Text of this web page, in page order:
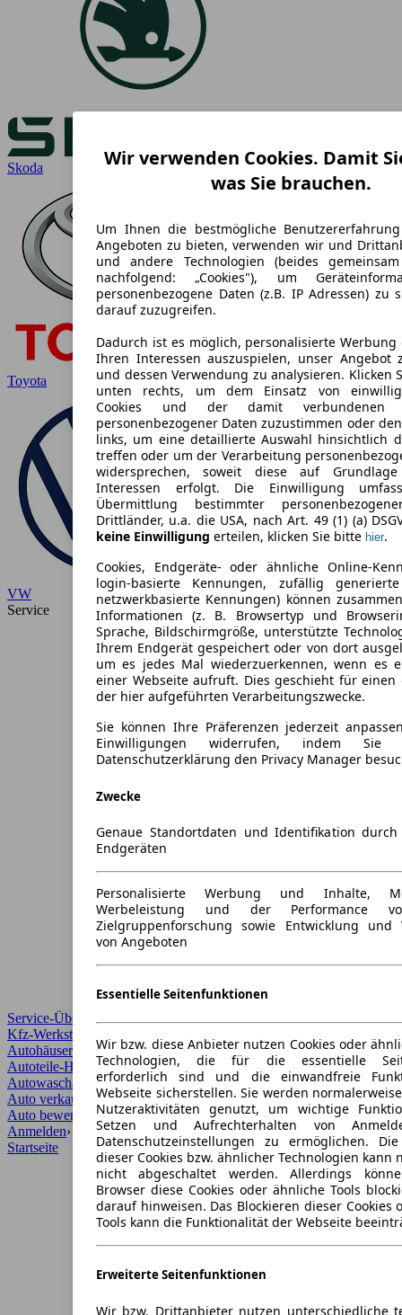
Skoda
Toyota
VW
Service
Service-Übersicht
Kfz-Werkstätten
Autohäuser und Händler
Autoteile-Händler
Autowaschanlagen
Auto verkaufen ›
Auto bewerten
Anmelden›
Wir verwenden Cookies. Damit
was Sie brauchen.
Um Ihnen die bestmögliche
Angeboten zu bieten, verwenden wir und
und andere Technologien (beides
nachfolgend: „Cookies"), um
personenbezogene Daten (z.B. IP Adressen) zu
darauf zuzugreifen.
Dadurch ist es möglich, personalisierte Werbung
Ihren Interessen auszuspielen, unser Angebot
und dessen Verwendung zu analysieren. Klicken
unten rechts, um dem Einsatz von
Cookies und der damit verbundenen
personenbezogener Daten zuzustimmen oder
links, um eine detaillierte Auswahl hinsichtlich
treffen oder um der Verarbeitung
widersprechen, soweit diese auf
Interessen erfolgt. Die Einwilligung
Übermittlung bestimmter
Drittländer, u.a. die USA, nach Art. 49 (1) (a)
keine Einwilligung erteilen, klicken Sie bitte hier.
Cookies, Endgeräte- oder ähnliche Online-
login-basierte Kennungen, zufällig
netzwerkbasierte Kennungen) können
Informationen (z. B. Browsertyp und
Sprache, Bildschirmgröße, unterstützte
Ihrem Endgerät gespeichert oder von dort
um es jedes Mal wiederzuerkennen, wenn es
einer Webseite aufruft. Dies geschieht für einen
der hier aufgeführten Verarbeitungszwecke.
Sie können Ihre Präferenzen jederzeit
Einwilligungen widerrufen, indem
Datenschutzerklärung den Privacy Manager
Zwecke
Genaue Standortdaten und Identifikation durch
Endgeräten
Personalisierte Werbung und Inhalte,
Werbeleistung und der Performance
Zielgruppenforschung sowie Entwicklung und
von Angeboten
Essentielle Seitenfunktionen
Wir bzw. diese Anbieter nutzen Cookies oder
Technologien, die für die essentielle
erforderlich sind und die einwandfreie
Webseite sicherstellen. Sie werden
Nutzeraktivitäten genutzt, um wichtige
Setzen und Aufrechterhalten von
Datenschutzeinstellungen zu ermöglichen.
dieser Cookies bzw. ähnlicher Technologien kann
nicht abgeschaltet werden. Allerdings
Browser diese Cookies oder ähnliche Tools
darauf hinweisen. Das Blockieren dieser Cookies
Tools kann die Funktionalität der Webseite
Erweiterte Seitenfunktionen
Wir bzw. Drittanbieter nutzen unterschiedliche
Startseite